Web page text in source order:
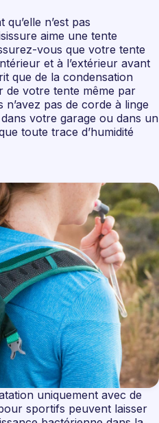
n’est pas
aime une tente
vous que votre tente
et à l’extérieur avant
que de la condensation
de votre tente même par
pas de corde à linge
votre garage ou dans un
toute trace d’humidité
uniquement avec de
sportifs peuvent laisser